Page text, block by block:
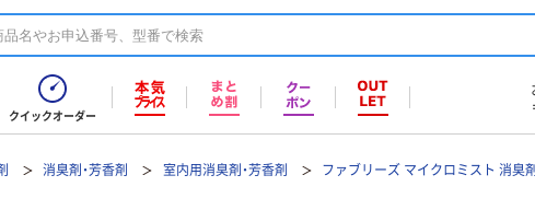
クイックオーダー
消臭剤・芳香剤 室内用消臭剤・芳香剤 ファブリーズ マイクロミスト 消臭